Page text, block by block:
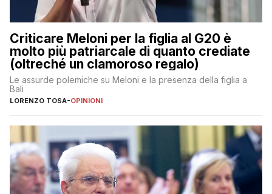
Criticare Meloni per la figlia al G20 è
molto più patriarcale di quanto crediate
(oltreché un clamoroso regalo)
Le assurde polemiche su Meloni e la presenza della figlia a
Bali
LORENZO TOSA-OPINIONI